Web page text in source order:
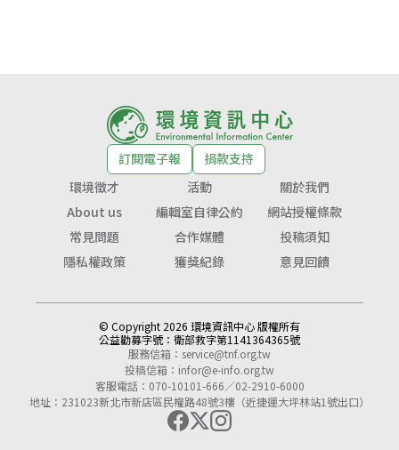
訂閱電子報
捐款支持
環境徵才
活動
關於我們
About us
編輯室自律公約
網站授權條款
常見問題
合作媒體
投稿須知
隱私權政策
獲獎紀錄 意見回饋
© Copyright 2026 環境資訊中心 版權所有
公益勸募字號： 衛部救字第1141364365號
服務信箱： service@tnf.org.tw
投稿信箱： infor@e-info.org.tw
客服電話：070-10101-666／02-2910-6000
地址：231023新北市新店區民權路48號3樓（近捷運大坪林站1號出口）